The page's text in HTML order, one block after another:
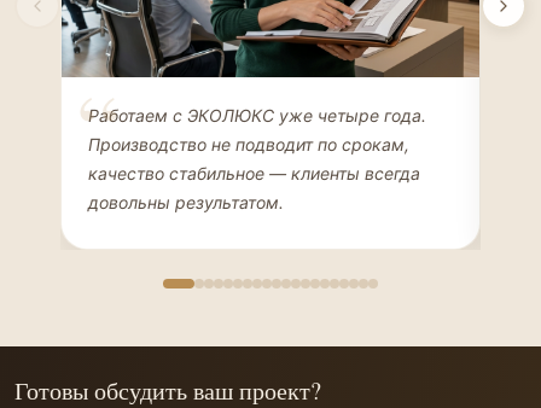
Елена Соколова
ДИЗАЙНЕР ИНТЕРЬЕРОВ
Работаем с ЭКОЛЮКС уже четыре года.
Производство не подводит по срокам,
качество стабильное — клиенты всегда
довольны результатом.
Готовы обсудить ваш проект?